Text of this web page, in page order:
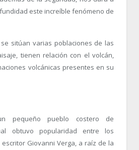
este increíble fenómeno de
sitúan varias poblaciones de las
tienen relación con el volcán,
volcánicas presentes en su
pequeño pueblo costero de
obtuvo popularidad entre los
Giovanni Verga, a raíz de la